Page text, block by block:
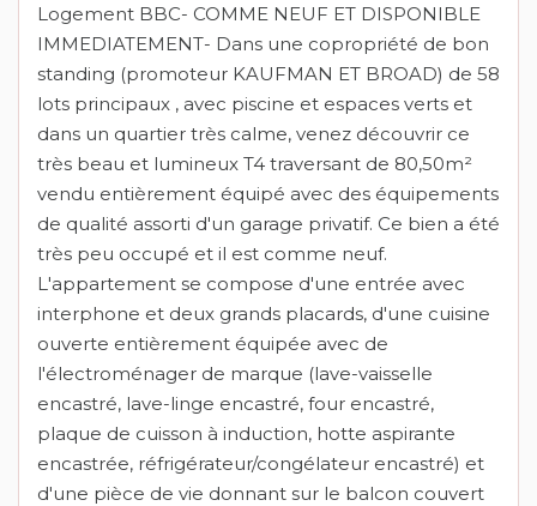
Logement BBC- COMME NEUF ET DISPONIBLE
IMMEDIATEMENT- Dans une copropriété de bon
standing (promoteur KAUFMAN ET BROAD) de 58
lots principaux , avec piscine et espaces verts et
dans un quartier très calme, venez découvrir ce
très beau et lumineux T4 traversant de 80,50m²
vendu entièrement équipé avec des équipements
de qualité assorti d'un garage privatif. Ce bien a été
très peu occupé et il est comme neuf.
L'appartement se compose d'une entrée avec
interphone et deux grands placards, d'une cuisine
ouverte entièrement équipée avec de
l'électroménager de marque (lave-vaisselle
encastré, lave-linge encastré, four encastré,
plaque de cuisson à induction, hotte aspirante
encastrée, réfrigérateur/congélateur encastré) et
d'une pièce de vie donnant sur le balcon couvert